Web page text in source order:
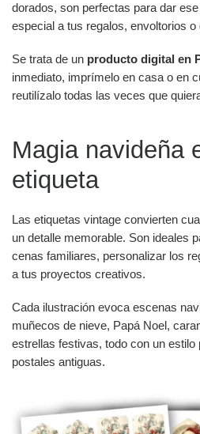
dorados, son perfectas para dar
especial a tus regalos, envoltorios
Se trata de un producto digital en
inmediato, imprímelo en casa o en
reutilízalo todas las veces que
Magia navideña
etiqueta
Las etiquetas vintage convierten
un detalle memorable. Son ideales
cenas familiares, personalizar los
a tus proyectos creativos.
Cada ilustración evoca escenas
muñecos de nieve, Papá Noel,
estrellas festivas, todo con un
postales antiguas.